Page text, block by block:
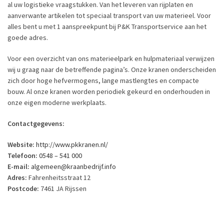
al uw logistieke vraagstukken. Van het leveren van rijplaten en
aanverwante artikelen tot speciaal transport van uw materieel. Voor
alles bent u met 1 aanspreekpunt bij P&K Transportservice aan het
goede adres.
Voor een overzicht van ons materieelpark en hulpmateriaal verwijzen
wij u graag naar de betreffende pagina’s. Onze kranen onderscheiden
zich door hoge hefvermogens, lange mastlengtes en compacte
bouw. Al onze kranen worden periodiek gekeurd en onderhouden in
onze eigen moderne werkplaats.
Contactgegevens:
Website: http://www.pkkranen.nl/
Telefoon: 0548 – 541 000
E-mail: algemeen@kraanbedrijf.info
Adres: Fahrenheitsstraat 12
Postcode: 7461 JA Rijssen